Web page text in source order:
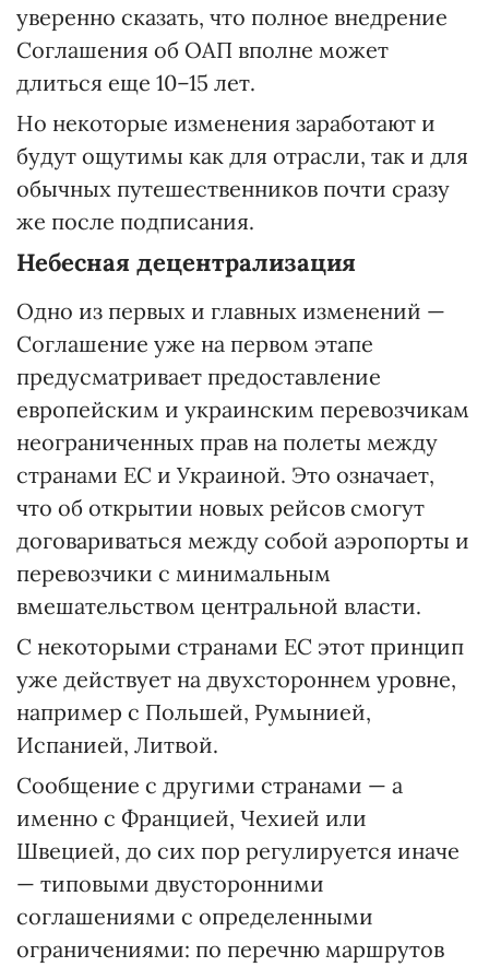
уверенно сказать, что полное внедрение
Соглашения об ОАП вполне может
длиться еще 10–15 лет.
Но некоторые изменения заработают и
будут ощутимы как для отрасли, так и для
обычных путешественников почти сразу
же после подписания.
Небесная децентрализация
Одно из первых и главных изменений —
Соглашение уже на первом этапе
предусматривает предоставление
европейским и украинским перевозчикам
неограниченных прав на полеты между
странами ЕС и Украиной. Это означает,
что об открытии новых рейсов смогут
договариваться между собой аэропорты и
перевозчики с минимальным
вмешательством центральной власти.
С некоторыми странами ЕС этот принцип
уже действует на двухстороннем уровне,
например с Польшей, Румынией,
Испанией, Литвой.
Сообщение с другими странами — а
именно с Францией, Чехией или
Швецией, до сих пор регулируется иначе
— типовыми двусторонними
соглашениями с определенными
ограничениями: по перечню маршрутов